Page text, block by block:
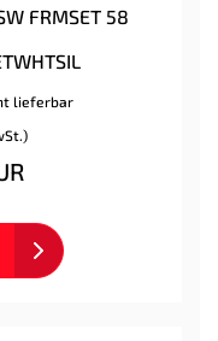
FRMSET 58
lieferbar